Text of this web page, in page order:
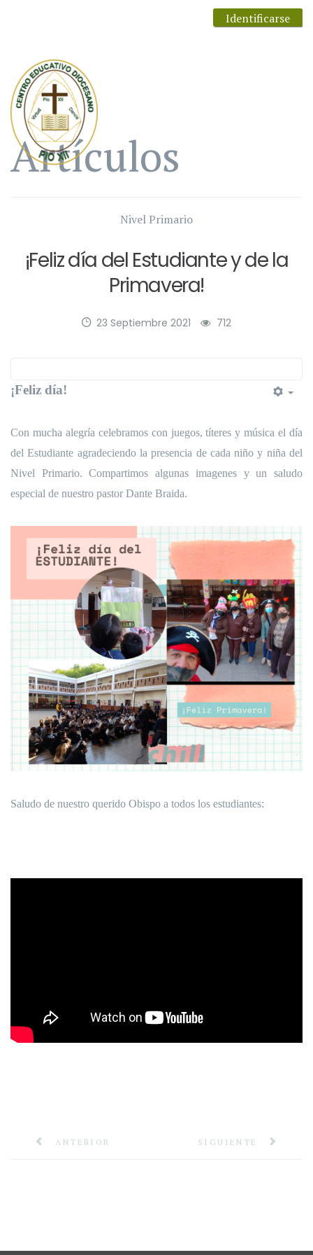
Identificarse
Artículos
Nivel Primario
¡Feliz día del Estudiante y de la
Primavera!
23 Septiembre 2021 712
¡Feliz día!
Con mucha alegría celebramos con juegos, títeres y música el día
del Estudiante agradeciendo la presencia de cada niño y niña del
Nivel Primario. Compartimos algunas imagenes y un saludo
especial de nuestro pastor Dante Braida.
Saludo de nuestro querido Obispo a todos los estudiantes:
ANTERIOR SIGUIENTE